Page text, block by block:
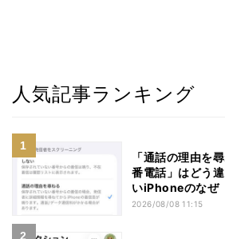
人気記事ランキング
「通話の理由を
番電話」はどう
いiPhoneのなぜ
2026/08/08 11:15